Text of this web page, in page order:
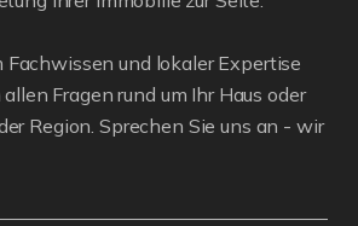
Fachwissen und lokaler Expertise
Fragen rund um Ihr Haus oder
Region. Sprechen Sie uns an - wir